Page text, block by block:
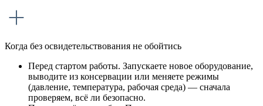
Когда без освидетельствования не обойтись
Перед стартом работы. Запускаете новое оборудование,
выводите из консервации или меняете режимы
(давление, температура, рабочая среда) — сначала
проверяем, всё ли безопасно.